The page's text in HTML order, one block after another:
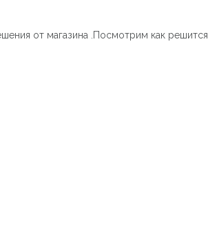
от магазина .Посмотрим как решится ,